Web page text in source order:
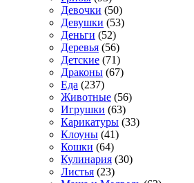
Девочки (50)
Девушки (53)
Деньги (52)
Деревья (56)
Детские (71)
Драконы (67)
Еда (237)
Животные (56)
Игрушки (63)
Карикатуры (33)
Клоуны (41)
Кошки (64)
Кулинария (30)
Листья (23)